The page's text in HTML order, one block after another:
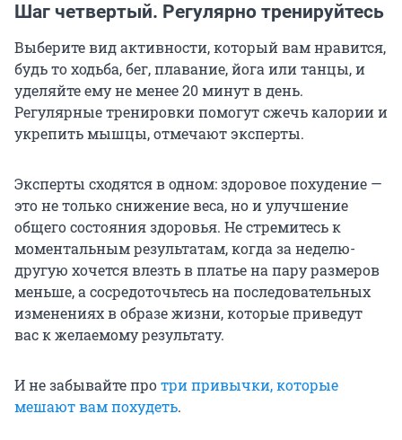
Шаг четвертый. Регулярно тренируйтесь
Выберите вид активности, который вам нравится,
будь то ходьба, бег, плавание, йога или танцы, и
уделяйте ему не менее 20 минут в день.
Регулярные тренировки помогут сжечь калории и
укрепить мышцы, отмечают эксперты.
Эксперты сходятся в одном: здоровое похудение —
это не только снижение веса, но и улучшение
общего состояния здоровья. Не стремитесь к
моментальным результатам, когда за неделю-
другую хочется влезть в платье на пару размеров
меньше, а сосредоточьтесь на последовательных
изменениях в образе жизни, которые приведут
вас к желаемому результату.
И не забывайте протри привычки, которые
мешают вам похудеть.